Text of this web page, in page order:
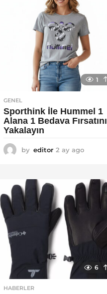
1
GENEL
Sporthink İle Hummel 1
Alana 1 Bedava Fırsatını
Yakalayın
by editor 2 ay ago
g
o
6
HABERLER